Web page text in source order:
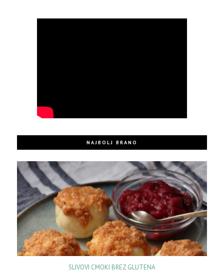
NAJBOLJ BRANO
SLIVOVI CMOKI BREZ GLUTENA